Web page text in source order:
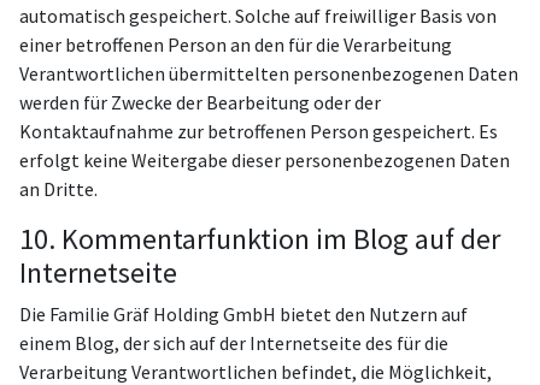
automatisch gespeichert. Solche auf freiwilliger Basis von
einer betroffenen Person an den für die Verarbeitung
Verantwortlichen übermittelten personenbezogenen Daten
werden für Zwecke der Bearbeitung oder der
Kontaktaufnahme zur betroffenen Person gespeichert. Es
erfolgt keine Weitergabe dieser personenbezogenen Daten
an Dritte.
10. Kommentarfunktion im Blog auf der
Internetseite
Die Familie Gräf Holding GmbH bietet den Nutzern auf
einem Blog, der sich auf der Internetseite des für die
Verarbeitung Verantwortlichen befindet, die Möglichkeit,